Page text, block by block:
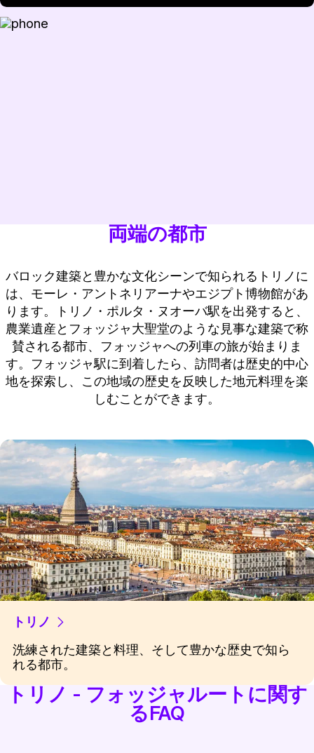
両端の都市
バロック建築と豊かな文化シーンで知られるトリノに
は、モーレ・アントネリアーナやエジプト博物館があ
ります。トリノ・ポルタ・ヌオーバ駅を出発すると、
農業遺産とフォッジャ大聖堂のような見事な建築で称
賛される都市、フォッジャへの列車の旅が始まりま
す。フォッジャ駅に到着したら、訪問者は歴史的中心
地を探索し、この地域の歴史を反映した地元料理を楽
しむことができます。
トリノ
洗練された建築と料理、そして豊かな歴史で知ら
れる都市。
トリノ - フォッジャルートに関す
るFAQ